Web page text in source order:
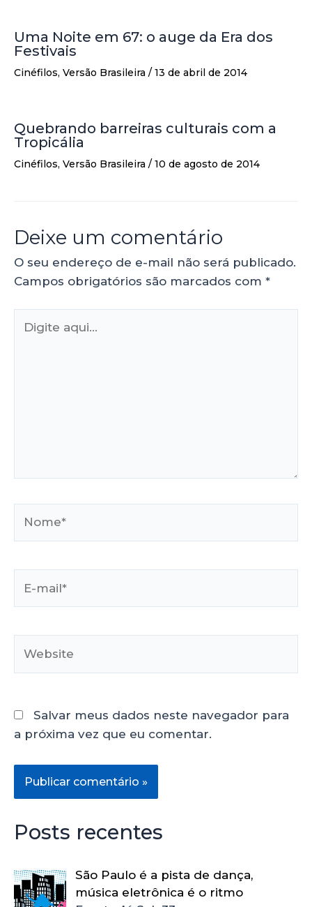
Uma Noite em 67: o auge da Era dos
Festivais
Cinéfilos, Versão Brasileira / 13 de abril de 2014
Quebrando barreiras culturais com a
Tropicália
Cinéfilos, Versão Brasileira / 10 de agosto de 2014
Deixe um comentário
O seu endereço de e-mail não será publicado.
Campos obrigatórios são marcados com *
Salvar meus dados neste navegador para
a próxima vez que eu comentar.
Posts recentes
São Paulo é a pista de dança,
música eletrônica é o ritmo